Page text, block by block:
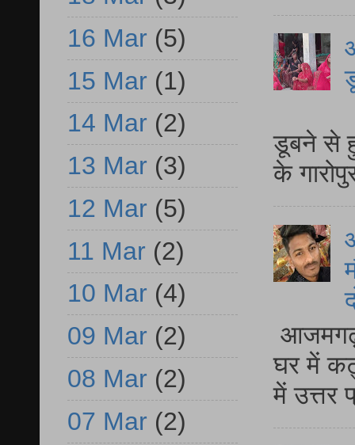
डूबने से
के
घर में
में
16 Mar (5)
15 Mar (1)
14 Mar (2)
13 Mar (3)
12 Mar (5)
11 Mar (2)
10 Mar (4)
09 Mar (2)
08 Mar (2)
07 Mar (2)